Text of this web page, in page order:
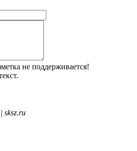
не поддерживается!
sksz.ru